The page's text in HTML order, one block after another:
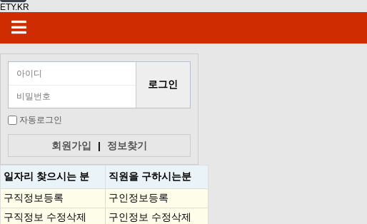
ETY.KR
자동로그인
회원가입 | 정보찾기
일자리 찾으시는 분 직원을 구하시는분
구직정보등록
구인정보등록
구직정보 수정삭제
구인정보 수정삭제